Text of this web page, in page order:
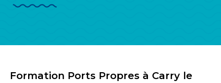
Formation Ports Propres à Carry le